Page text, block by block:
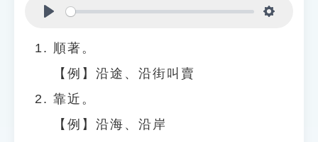
順著。
【例】沿途、沿街叫賣
靠近。
【例】沿海、沿岸